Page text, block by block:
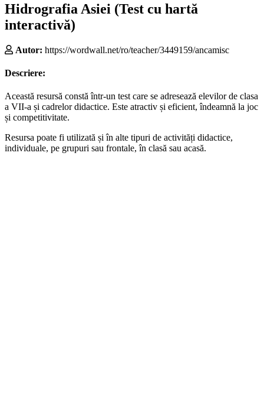
Hidrografia Asiei (Test cu hartă
interactivă)
Autor: https://wordwall.net/ro/teacher/3449159/ancamisc
Descriere:
Această resursă constă într-un test care se adresează elevilor de clasa
a VII-a și cadrelor didactice. Este atractiv și eficient, îndeamnă la joc
și competitivitate.
Resursa poate fi utilizată și în alte tipuri de activități didactice,
individuale, pe grupuri sau frontale, în clasă sau acasă.